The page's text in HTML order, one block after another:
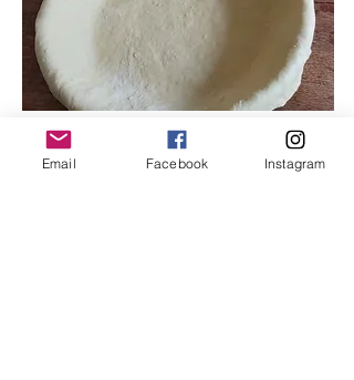
Email Facebook Instagram